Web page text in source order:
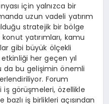
için yalnızca bir
uzun vadeli yatırım
stratejik bir bölge
yatırımları, kamu
gibi büyük ölçekli
her geçen yıl
da bu gelişimin önemli
Forum
görüşmeleri, özellikle
iş birlikleri açısından